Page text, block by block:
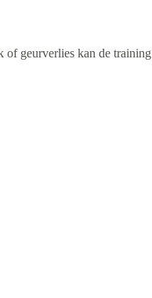
of geurverlies kan de training